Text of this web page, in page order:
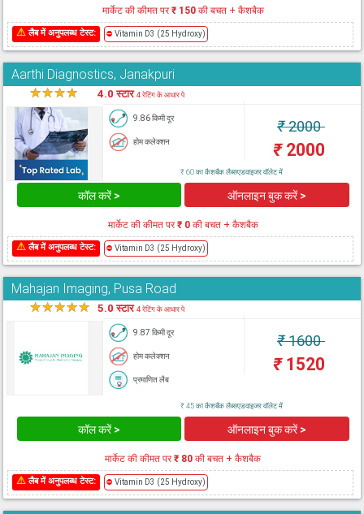
मार्केट की कीमत पर₹ 150की बचत + कैशबैक
⚠लैब में अनुपलब्ध टेस्ट: ⛔ Vitamin D3 (25 Hydroxy)
Aarthi Diagnostics, Janakpuri
★★★★ 4.0 स्टार4 रेटिंग के आधार पे
9.86 किमी दूर
होम कलेक्शन
₹2000
₹2000
₹ 60 का कैशबैक लैब्सएडवाइजर वॉलेट में
कॉल करें > ऑनलाइन बुक करें >
मार्केट की कीमत पर₹ 0की बचत + कैशबैक
⚠लैब में अनुपलब्ध टेस्ट: ⛔ Vitamin D3 (25 Hydroxy)
Mahajan Imaging, Pusa Road
★★★★★ 5.0 स्टार4 रेटिंग के आधार पे
9.87 किमी दूर
होम कलेक्शन
प्रमाणित लैब
₹1600
₹1520
₹ 45 का कैशबैक लैब्सएडवाइजर वॉलेट में
कॉल करें > ऑनलाइन बुक करें >
मार्केट की कीमत पर₹ 80 की बचत + कैशबैक
⚠लैब में अनुपलब्ध टेस्ट: ⛔ Vitamin D3 (25 Hydroxy)